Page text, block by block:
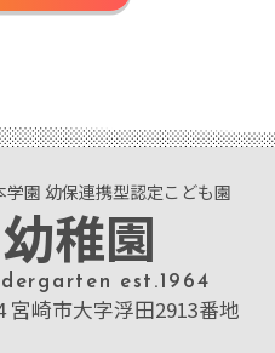
学園 幼保連携型認定こども園
稚園
est.1964
宮崎市大字浮田2913番地